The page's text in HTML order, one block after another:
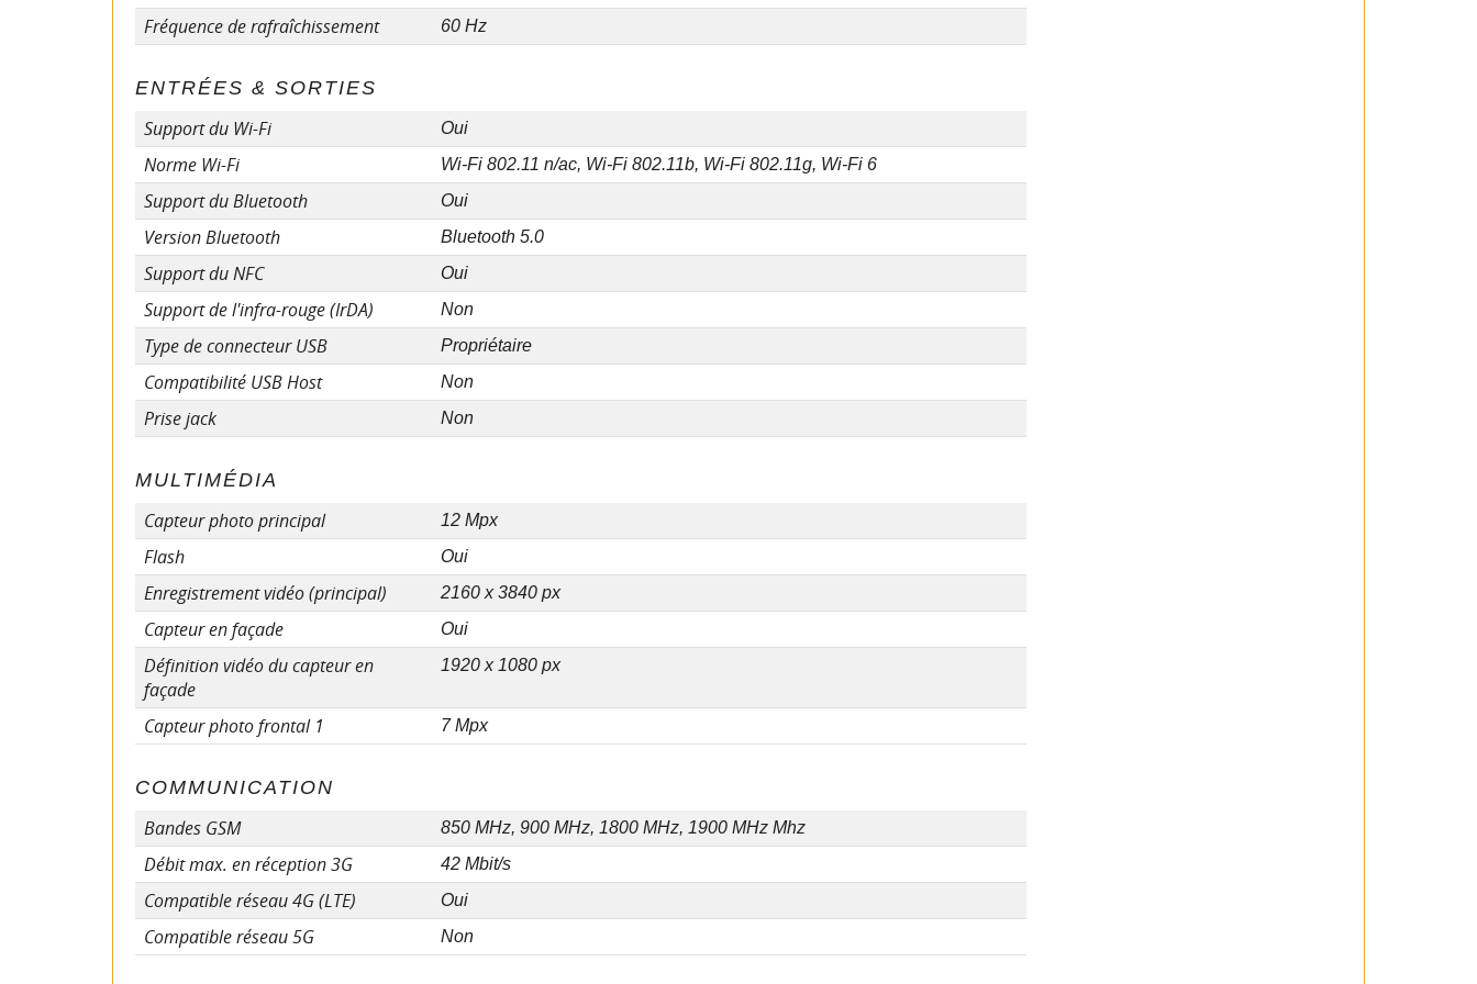
Fréquence de rafraîchissement 60 Hz
ENTRÉES & SORTIES
Support du Wi-Fi Oui
Norme Wi-Fi Wi-Fi 802.11 n/ac, Wi-Fi 802.11b, Wi-Fi 802.11g, Wi-Fi 6
Support du Bluetooth Oui
Version Bluetooth Bluetooth 5.0
Support du NFC Oui
Support de l'infra-rouge (IrDA) Non
Type de connecteur USB Propriétaire
Compatibilité USB Host Non
Prise jack Non
MULTIMÉDIA
Capteur photo principal 12 Mpx
Flash Oui
Enregistrement vidéo (principal) 2160 x 3840 px
Capteur en façade Oui
Définition vidéo du capteur en
façade
1920 x 1080 px
Capteur photo frontal 1 7 Mpx
COMMUNICATION
Bandes GSM 850 MHz, 900 MHz, 1800 MHz, 1900 MHz Mhz
Débit max. en réception 3G 42 Mbit/s
Compatible réseau 4G (LTE) Oui
Compatible réseau 5G Non